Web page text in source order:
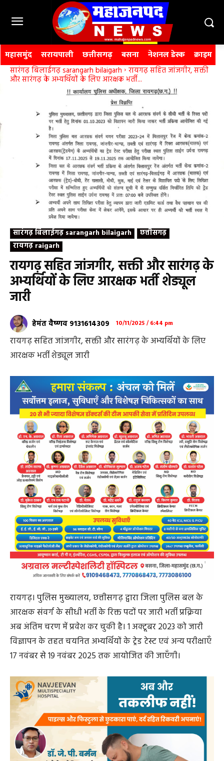
महासमुंद सरायपाली छत्तीसगढ़ बसना नेशनल डेस्क क्राइम
सारंगढ़ बिलाईगढ़ sarangarh bilaigarh रायगढ़ सहित जांजगीर, सक्ती
और सारंगढ़ के अभ्यर्थियों के लिए आरक्षक भर्ती...
सारंगढ़ बिलाईगढ़ sarangarh bilaigarh
छत्तीसगढ़
रायगढ़ raigarh
रायगढ़ सहित जांजगीर, सक्ती और सारंगढ़ के
अभ्यर्थियों के लिए आरक्षक भर्ती शेड्यूल
जारी
हेमंत वैष्णव 9131614309 10/11/2025 / 6:44 pm
रायगढ़ सहित जांजगीर, सक्ती और सारंगढ़ के अभ्यर्थियों के लिए
आरक्षक भर्ती शेड्यूल जारी
रायगढ़। पुलिस मुख्यालय, छत्तीसगढ़ द्वारा जिला पुलिस बल के
आरक्षक संवर्ग के सीधी भर्ती के रिक्त पदों पर जारी भर्ती प्रक्रिया
अब अंतिम चरण में प्रवेश कर चुकी है। 1 अक्टूबर 2023 को जारी
विज्ञापन के तहत चयनित अभ्यर्थियों के ट्रेड टेस्ट एवं अन्य परीक्षाएँ
17 नवंबर से 19 नवंबर 2025 तक आयोजित की जाएँगी।